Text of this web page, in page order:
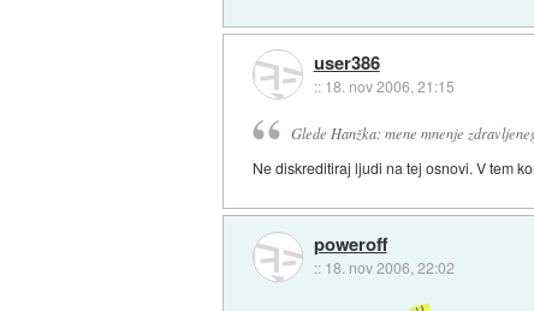
user386
:: 18. nov 2006, 21:15
Glede Hanžka: mene mnenje
Ne diskreditiraj ljudi na tej osnovi. V tem
poweroff
:: 18. nov 2006, 22:02